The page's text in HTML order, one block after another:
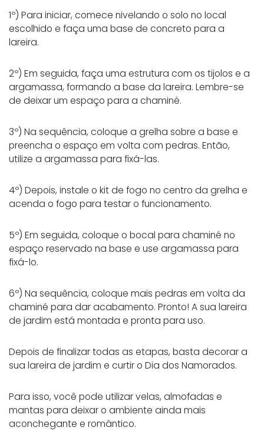
1º) Para iniciar, comece nivelando o solo no local
escolhido e faça uma base de concreto para a
lareira.
2º) Em seguida, faça uma estrutura com os tijolos e a
argamassa, formando a base da lareira. Lembre-se
de deixar um espaço para a chaminé.
3º) Na sequência, coloque a grelha sobre a base e
preencha o espaço em volta com pedras. Então,
utilize a argamassa para fixá-las.
4º) Depois, instale o kit de fogo no centro da grelha e
acenda o fogo para testar o funcionamento.
5º) Em seguida, coloque o bocal para chaminé no
espaço reservado na base e use argamassa para
fixá-lo.
6º) Na sequência, coloque mais pedras em volta da
chaminé para dar acabamento. Pronto! A sua lareira
de jardim está montada e pronta para uso.
Depois de finalizar todas as etapas, basta decorar a
sua lareira de jardim e curtir o Dia dos Namorados.
Para isso, você pode utilizar velas, almofadas e
mantas para deixar o ambiente ainda mais
aconchegante e romântico.